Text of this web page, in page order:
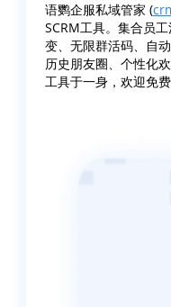
语鹦企服私域管家 (
SCRM工具。集合员
变、无限群活码、自
历史朋友圈、个性化
工具于一身，欢迎免费